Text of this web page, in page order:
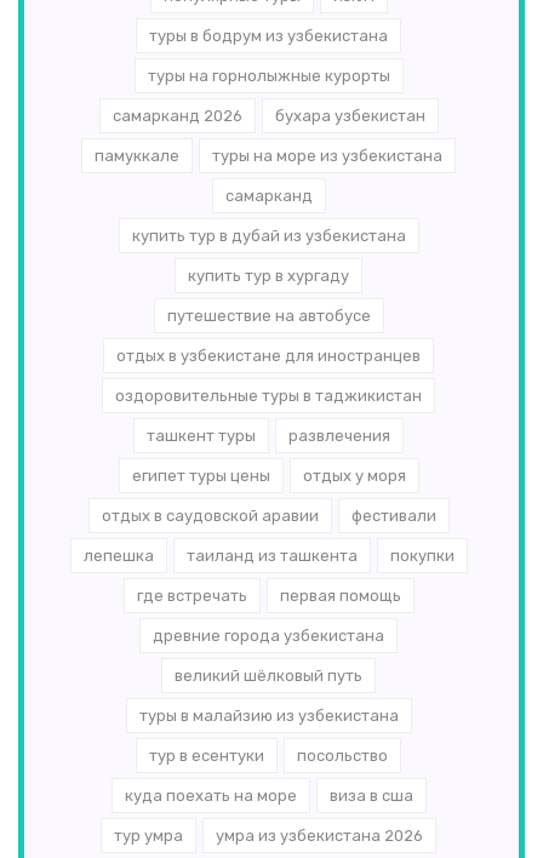
туры в бодрум из узбекистана
туры на горнолыжные курорты
самарканд 2026 бухара узбекистан
памуккале туры на море из узбекистана
самарканд
купить тур в дубай из узбекистана
купить тур в хургаду
путешествие на автобусе
отдых в узбекистане для иностранцев
оздоровительные туры в таджикистан
ташкент туры развлечения
египет туры цены отдых у моря
отдых в саудовской аравии фестивали
лепешка таиланд из ташкента покупки
где встречать первая помощь
древние города узбекистана
великий шёлковый путь
туры в малайзию из узбекистана
тур в есентуки посольство
куда поехать на море виза в сша
тур умра умра из узбекистана 2026